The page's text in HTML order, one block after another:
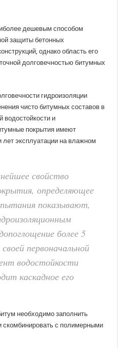
дешевым способом
защиты бетонных
однако область его
долговечностью битумных
гидроизоляции
чисто битумных составов в
водостойкости и
покрытия имеют
эксплуатации на влажном
свойство
определяющее
показывают,
более 5
первоначальной
водостойкости
каскадное его
необходимо заполнить
с полимерными